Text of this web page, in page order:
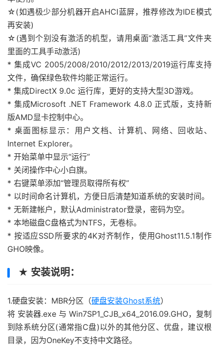
☆(如遇极少部分机器开启AHCI蓝屏，推荐修改为IDE模式
再安装)
☆(遇到个别没有激活的机型，请用桌面“激活工具”文件夹
里面的工具手动激活)
* 集成VC 2005/2008/2010/2012/2013/2019运行库支持
文件，确保绿色软件均能正常运行。
* 集成DirectX 9.0c 运行库，更好的支持大型3D游戏。
* 集成Microsoft .NET Framework 4.8.0 正式版，支持新
版AMD显卡控制中心。
* 桌面图标显示：用户文档、计算机、网络、回收站、
Internet Explorer。
* 开始菜单中显示“运行”
* 关闭操作中心小白旗。
* 右键菜单添加“管理员取得所有权”
* 以时间命名计算机，方便日后清楚知道系统的安装时间。
* 无新建帐户，默认Administrator登录，密码为空。
* 本地磁盘C盘格式为NTFS，无卷标。
* 按适应SSD所要求的4K对齐制作，使用Ghost11.5.1制作
GHO映像。
★ 安装说明：
1.硬盘安装：MBR分区（硬盘安装Ghost系统）
将 安装器.exe 与 Win7SP1_CJB_x64_2016.09.GHO，复制
到除系统分区(通常指C盘)以外的其他分区、优盘，建议根
目录，因为OneKey不支持中文路径。